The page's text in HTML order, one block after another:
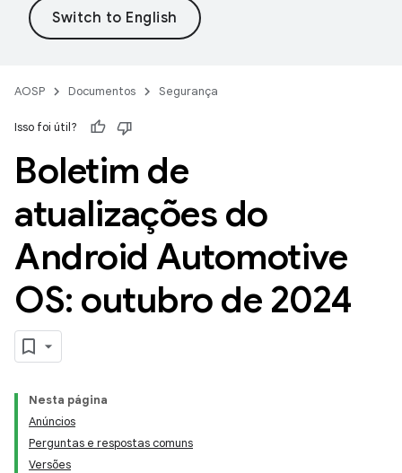
AOSP Documentos Segurança
Isso foi útil?
Boletim de
atualizações do
Android Automotive
OS: outubro de 2024
Nesta página
Anúncios
Perguntas e respostas comuns
Versões